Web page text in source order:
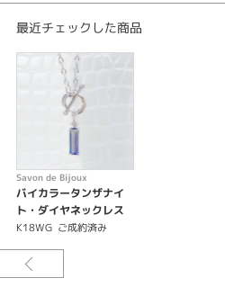
性別
レディース
自分へのご褒美
紹介文
Savon de bijoux〈サボンドビジュ〉
最近チェックした商品
Savon de Bijoux
バイカラータンザナイ
ト・ダイヤネックレス
K18WG ご成約済み